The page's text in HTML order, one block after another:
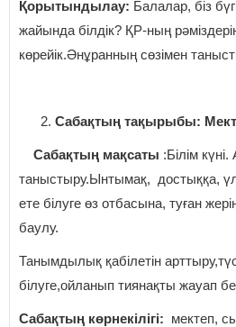
Қорытындылау: Балалар, біз
жайында білдік? ҚР-ның
көрейік.Әнұранның сөзімен
Сабақтың тақырыбы:
Сабақтың мақсаты :Білім
таныстыру.Ынтымақ, достыққа,
ете білуге өз отбасына, туған
баулу.
Танымдылық қабілетін
білуге,ойланып тиянақты жауап
Сабақтың көрнекілігі: мектеп,